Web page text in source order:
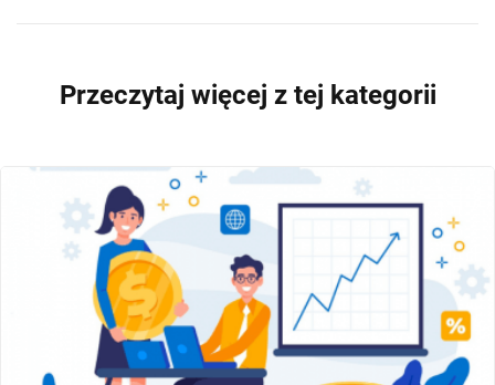
Przeczytaj więcej z tej kategorii
MARKETING B2B